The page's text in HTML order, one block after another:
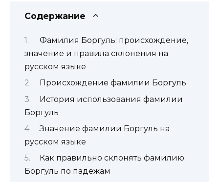
Содержание
Фамилия Боргуль: происхождение,
значение и правила склонения на
русском языке
Происхождение фамилии Боргуль
История использования фамилии
Боргуль
Значение фамилии Боргуль на
русском языке
Как правильно склонять фамилию
Боргуль по падежам